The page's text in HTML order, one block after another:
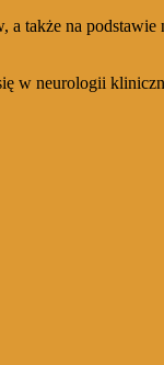
także na
w neurologii